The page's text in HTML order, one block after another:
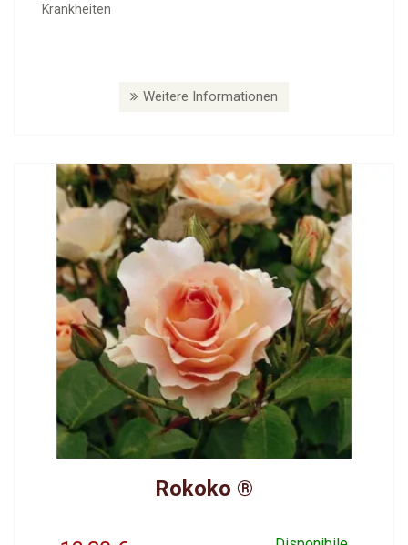
Krankheiten
Weitere Informationen
Rokoko ®